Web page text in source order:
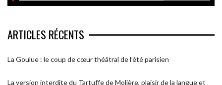
ARTICLES RÉCENTS
La Goulue : le coup de cœur théâtral de l’été parisien
La version interdite du Tartuffe de Molière, plaisir de la langue et